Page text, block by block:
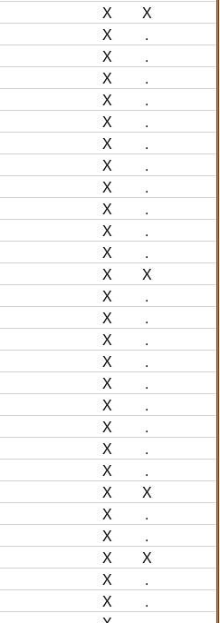
Х
Х
Х
.
Х
.
Х
.
Х
.
Х
.
Х
.
Х
.
Х
.
Х
.
Х
.
Х
.
Х
Х
Х
.
Х
.
Х
.
Х
.
Х
.
Х
.
Х
.
Х
.
Х
.
Х
Х
Х
.
Х
.
Х
Х
Х
.
Х
.